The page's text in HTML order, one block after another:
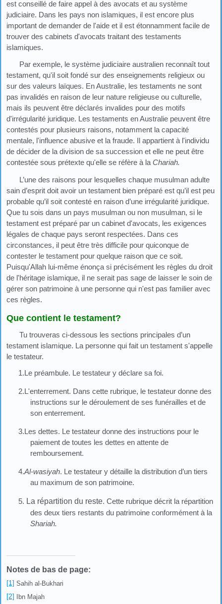
est conseillé de faire appel à des avocats et au système
judiciaire. Dans les pays non islamiques, il est encore plus
important de demander de l'aide et il est étonnamment facile de
trouver des cabinets d'avocats traitant des testaments
islamiques.
Par exemple, le système judiciaire australien reconnaît tout
testament, qu'il soit fondé sur des enseignements religieux ou
sur des valeurs laïques. En Australie, les testaments ne sont
pas invalidés en raison de leur nature religieuse ou culturelle,
mais ils peuvent être déclarés invalides pour des motifs
d'irrégularité juridique. Les testaments en Australie peuvent être
contestés pour plusieurs raisons, notamment la capacité
mentale, l'influence abusive et la fraude. Il appartient à l'individu
de décider de la division de sa succession et elle ne peut être
contestée sous prétexte qu'elle se réfère à la Chariah.
L’une des raisons pour lesquelles chaque musulman adulte
sain d’esprit doit avoir un testament bien préparé est qu’il est peu
probable qu’il soit contesté en raison d’une irrégularité juridique.
Que tu sois dans un pays musulman ou non musulman, si le
testament est préparé par un cabinet d'avocats, les exigences
légales de chaque pays seront respectées. Dans ces
circonstances, il peut être très difficile pour quiconque de
contester le testament pour quelque raison que ce soit.
Puisqu'Allah lui-même énonça si précisément les règles du droit
de l'héritage islamique, il ne serait pas sage de laisser le soin de
gérer son patrimoine à une personne qui n'est pas familier avec
ces règles.
Que contient le testament?
Tu trouveras ci-dessous les sections principales d’un
testament islamique. La personne qui fait un testament s'appelle
le testateur.
1.Le préambule. Le testateur y déclare sa foi.
2.L'enterrement. Dans cette rubrique, le testateur donne des
instructions sur le déroulement de ses funérailles et de
son enterrement.
3.Les dettes. Le testateur donne des instructions pour le
paiement de toutes les dettes en attente de
remboursement.
4.Al-wasiyah. Le testateur y détaille la distribution d’un tiers
au maximum de son patrimoine.
5. La répartition du reste. Cette rubrique décrit la répartition
des deux tiers restants du patrimoine conformément à la
Shariah.
Notes de bas de page:
[1] Sahih al-Bukhari
[2] Ibn Majah